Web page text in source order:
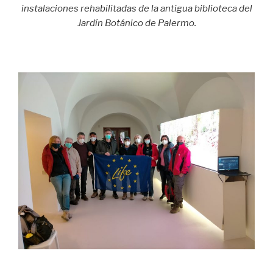
instalaciones rehabilitadas de la antigua biblioteca del
Jardín Botánico de Palermo.